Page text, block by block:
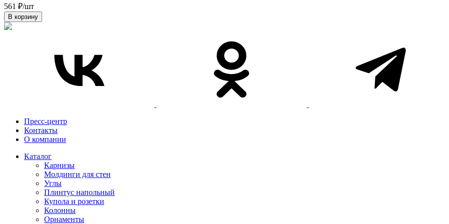
561 ₽/шт
В корзину
Пресс-центр
Контакты
О компании
Каталог
Карнизы
Молдинги для стен
Углы
Плинтус напольный
Купола и розетки
Колонны
Орнаменты